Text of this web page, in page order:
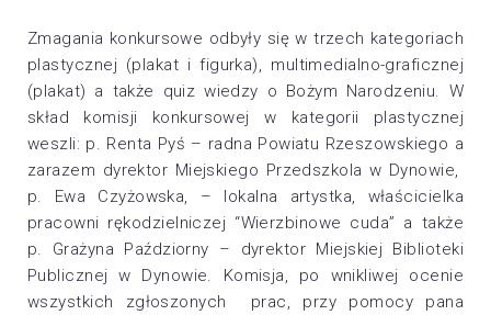
Zmagania konkursowe odbyły się w trzech kategoriach
plastycznej (plakat i figurka), multimedialno-graficznej
(plakat) a także quiz wiedzy o Bożym Narodzeniu. W
skład komisji konkursowej w kategorii plastycznej
weszli: p. Renta Pyś – radna Powiatu Rzeszowskiego a
zarazem dyrektor Miejskiego Przedszkola w Dynowie,
p. Ewa Czyżowska, – lokalna artystka, właścicielka
pracowni rękodzielniczej “Wierzbinowe cuda” a także
p. Grażyna Paździorny – dyrektor Miejskiej Biblioteki
Publicznej w Dynowie. Komisja, po wnikliwej ocenie
wszystkich zgłoszonych prac, przy pomocy pana